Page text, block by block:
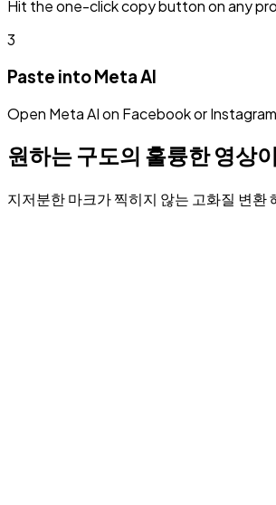
Hit the one-click copy button on any
3
Paste into Meta AI
Open Meta AI on Facebook or
원하는 구도의 훌륭한 영상
지저분한 마크가 찍히지 않는 고화질 변